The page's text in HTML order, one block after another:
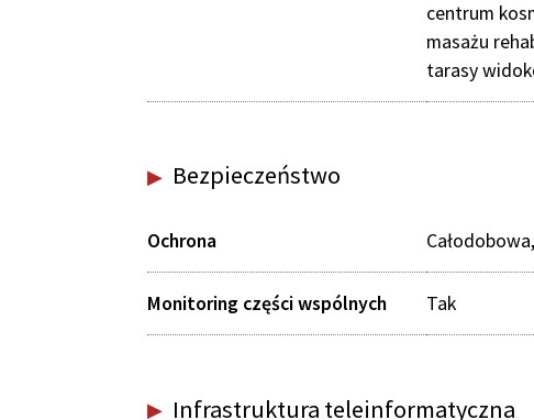
centrum
masażu
tarasy
Bezpieczeństwo
Ochrona
Monitoring części wspólnych Tak
Infrastruktura teleinformatyczna